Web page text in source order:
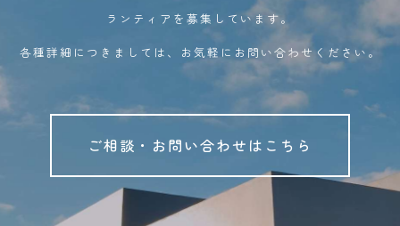
ランティアを募集しています。
各種詳細につきましては、お気軽にお問い合わせください。
ご相談・お問い合わせはこちら